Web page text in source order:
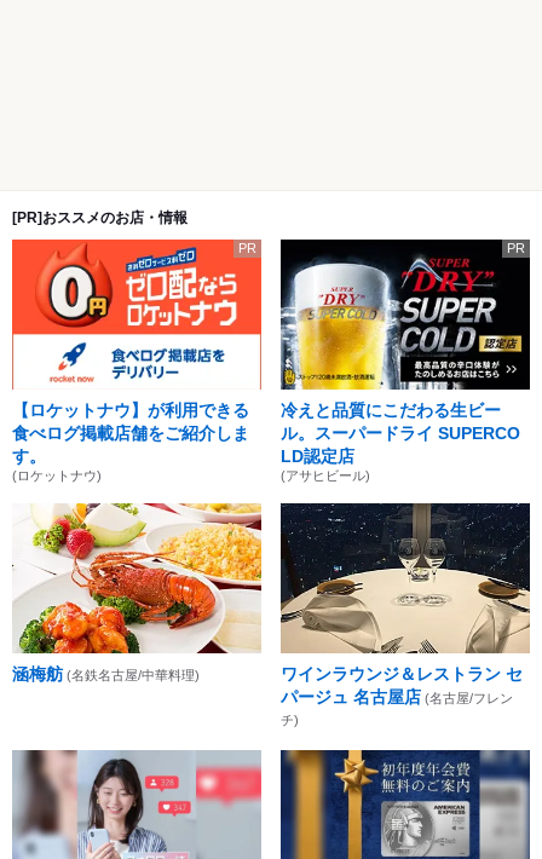
[PR]おススメのお店・情報
PR
【ロケットナウ】が利用できる
食べログ掲載店舗をご紹介しま
す。
(ロケットナウ)
PR
冷えと品質にこだわる生ビー
ル。スーパードライ SUPERCO
LD認定店
(アサヒビール)
涵梅舫 (名鉄名古屋/中華料理)
ワインラウンジ＆レストラン セ
パージュ 名古屋店 (名古屋/フレン
チ)